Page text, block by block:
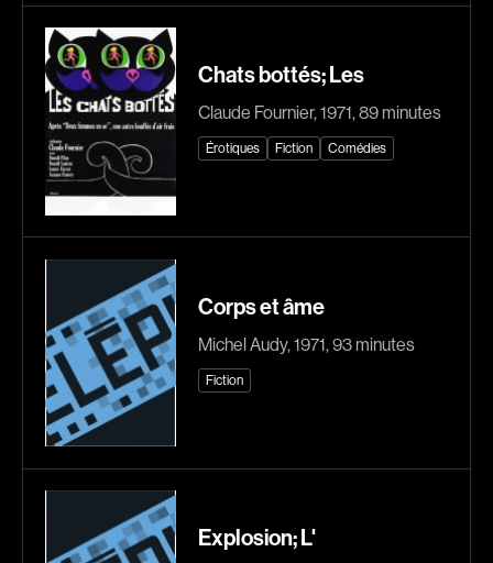
Indépendants
Musicaux
Policiers
Romantiques
Sports
Thrillers
Western
1950
1960
1970
1980
2000
2020
(Daniel Grou) Podz
Absa Moussa Sene
Chats bottés; Les
Claude Fournier, 1971, 89 minutes
Érotiques Fiction Comédies
Corps et âme
Michel Audy, 1971, 93 minutes
Fiction
Explosion; L'